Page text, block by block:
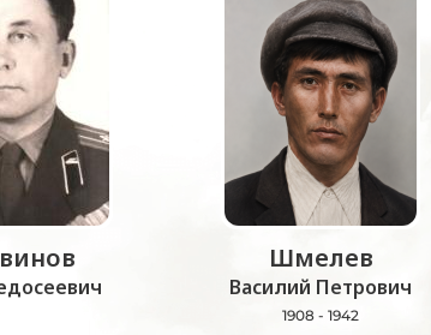
Шмелев
Василий Петрович
1908 - 1942